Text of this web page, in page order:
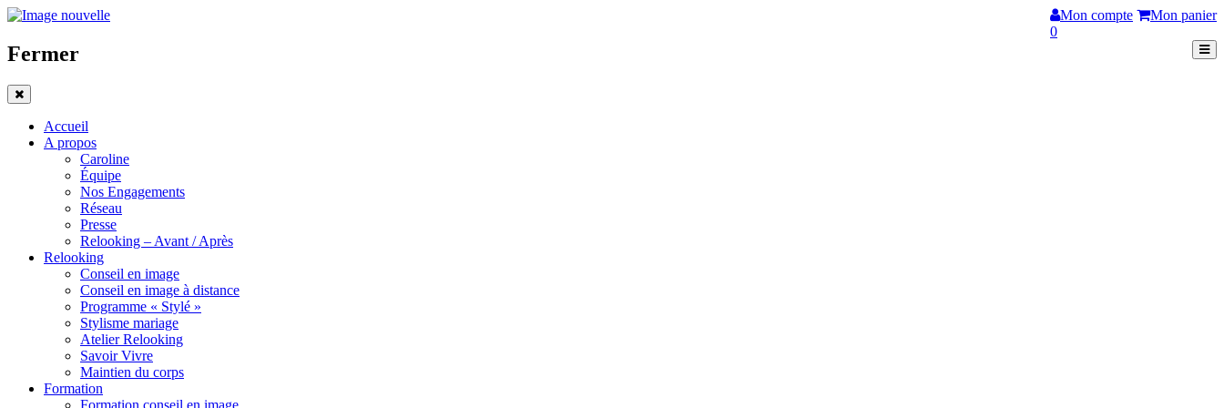
Mon compte
Mon panier
0
Fermer
Accueil
A propos
Caroline
Équipe
Nos Engagements
Réseau
Presse
Relooking – Avant / Après
Relooking
Conseil en image
Conseil en image à distance
Programme « Stylé »
Stylisme mariage
Atelier Relooking
Savoir Vivre
Maintien du corps
Formation
Formation conseil en image